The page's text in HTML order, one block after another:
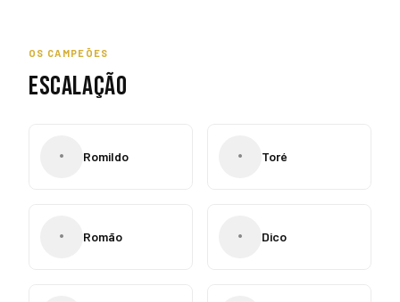
OS CAMPEÕES
ESCALAÇÃO
• Romildo • Toré
• Romão • Dico